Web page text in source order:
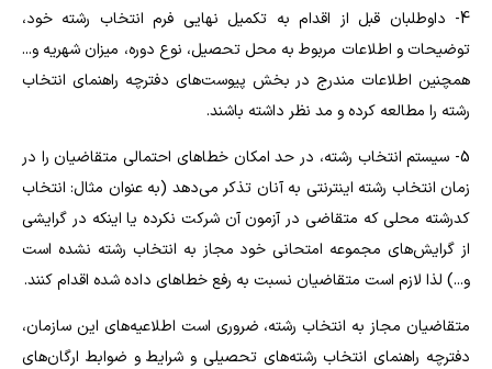
4- داوطلبان قبل از اقدام به تکمیل نهایی فرم انتخاب رشته خود،
توضیحات و اطلاعات مربوط به محل تحصیل، نوع دوره، میزان شهریه و...
همچنین اطلاعات مندرج در بخش پیوست‌های دفترچه راهنمای انتخاب
رشته را مطالعه کرده و مد نظر داشته باشند.
5- سیستم انتخاب رشته، در حد امکان خطاهای احتمالی متقاضیان را در
زمان انتخاب رشته اینترنتی به آنان تذکر می‌دهد (به عنوان مثال: انتخاب
کدرشته محلی که متقاضی در آزمون آن شرکت نکرده یا اینکه در گرایشی
از گرایش‌های مجموعه امتحانی خود مجاز به انتخاب رشته نشده است
و...) لذا لازم است متقاضیان نسبت به رفع خطاهای داده شده اقدام کنند.
متقاضیان مجاز به انتخاب رشته، ضروری است اطلاعیه‌های این سازمان،
دفترچه راهنمای انتخاب رشته‌های تحصیلی و شرایط و ضوابط ارگان‌های